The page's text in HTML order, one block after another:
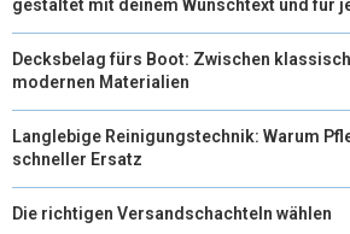
gestaltet mit deinem Wunschtext und für
Decksbelag fürs Boot: Zwischen
modernen Materialien
Langlebige Reinigungstechnik: Warum
schneller Ersatz
Die richtigen Versandschachteln wählen